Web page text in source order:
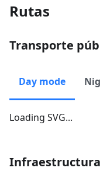
Rutas
Transporte
Day mode
Loading SVG...